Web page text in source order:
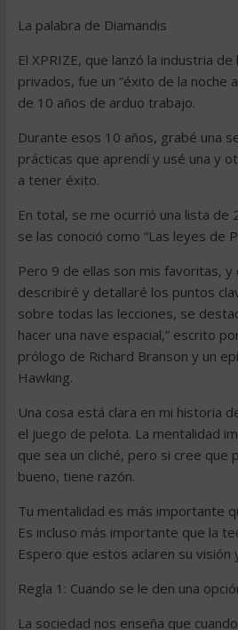
La palabra de Diamandis
El XPRIZE, que lanzó la industria
privados, fue un “éxito de la noche
de 10 años de arduo trabajo.
Durante esos 10 años, grabé una
prácticas que aprendí y usé una y
a tener éxito.
En total, se me ocurrió una lista de
se las conoció como “Las leyes de
Pero 9 de ellas son mis favoritas, y
describiré y detallaré los puntos
sobre todas las lecciones, se
hacer una nave espacial,” escrito
prólogo de Richard Branson y un
Hawking.
Una cosa está clara en mi historia
el juego de pelota. La mentalidad
que sea un cliché, pero si cree que
bueno, tiene razón.
Tu mentalidad es más importante
Es incluso más importante que la
Espero que estos aclaren su visión
Regla 1: Cuando se le den una
La sociedad nos enseña que